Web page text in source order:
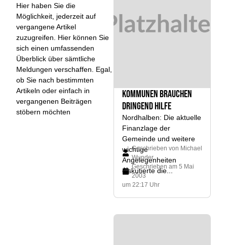
Hier haben Sie die
Möglichkeit, jederzeit auf
vergangene Artikel
zuzugreifen. Hier können Sie
sich einen umfassenden
Überblick über sämtliche
Meldungen verschaffen. Egal,
ob Sie nach bestimmten
Artikeln oder einfach in
vergangenen Beiträgen
stöbern möchten
Kommunen brauchen
dringend Hilfe
Nordhalben: Die aktuelle
Finanzlage der
Gemeinde und weitere
wichtige
Angelegenheiten
diskutierte die...
Geschrieben von Michael
Wunder
Geschrieben am 5 Mai
2003
um 22:17 Uhr